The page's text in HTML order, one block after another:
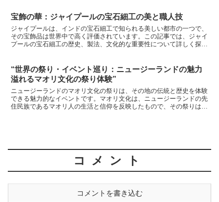
宝飾の華：ジャイプールの宝石細工の美と職人技
ジャイプールは、インドの宝石細工で知られる美しい都市の一つで、
その宝飾品は世界中で高く評価されています。この記事では、ジャイ
プールの宝石細工の歴史、製法、文化的な重要性について詳しく探求
“世界の祭り・イベント巡り：ニュージーランドの魅力
溢れるマオリ文化の祭り体験”
ニュージーランドのマオリ文化の祭りは、その地の伝統と歴史を体験
できる魅力的なイベントです。マオリ文化は、ニュージーランドの先
住民族であるマオリ人の生活と信仰を反映したもので、その祭りはそ
コメント
コメントを書き込む